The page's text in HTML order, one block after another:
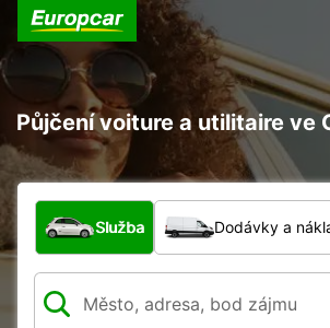
Půjčení voiture a utilitaire ve
Jaký typ vozidla?
Služba Dodávky a